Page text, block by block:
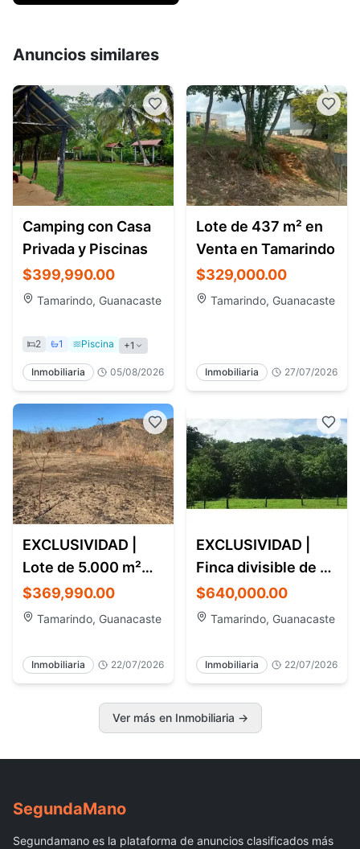
Anuncios similares
Camping con Casa
Privada y Piscinas
$399,990.00
Tamarindo, Guanacaste
2 1 Piscina +1
Inmobiliaria 05/08/2026
Lote de 437 m² en
Venta en Tamarindo
$329,000.00
Tamarindo, Guanacaste
Inmobiliaria 27/07/2026
EXCLUSIVIDAD |
Lote de 5.000 m²
con vista a la bahía
de Flamingo
$369,990.00
Tamarindo, Guanacaste
Inmobiliaria 22/07/2026
EXCLUSIVIDAD |
Finca divisible de 8
hectáreas
$640,000.00
Tamarindo, Guanacaste
Inmobiliaria 22/07/2026
Ver más en Inmobiliaria →
SegundaMano
Segundamano es la plataforma de anuncios clasificados más